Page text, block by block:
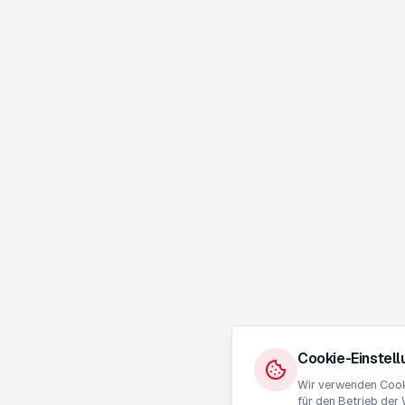
Cookie-
Wir verwenden
für den Betrieb der